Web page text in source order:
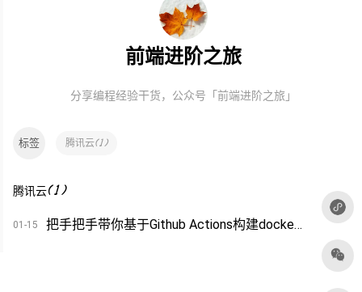
前端进阶之旅
分享编程经验干货，公众号「前端进阶之旅」
标签 腾讯云(1)
腾讯云(1)
01-15 把手把手带你基于Github Actions构建docker镜像部署到腾讯云私有仓库